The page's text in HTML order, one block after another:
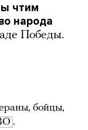
чтим
народа
Победы.
бойцы,
.